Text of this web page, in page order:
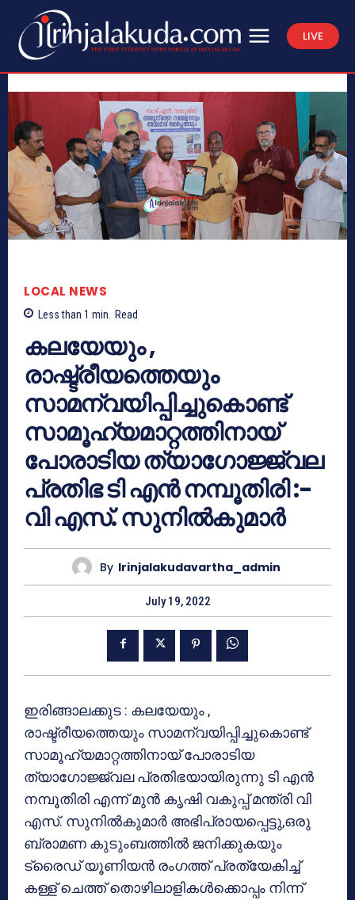
LIVE
LOCAL NEWS
Less than 1 min. Read
കലയേയും ,
രാഷ്ട്രീയത്തെയും
സാമന്വയിപ്പിച്ചുകൊണ്ട്
സാമൂഹ്യമാറ്റത്തിനായ്
പോരാടിയ ത്യാഗോജ്ജ്വല
പ്രതിഭ ടി എൻ നമ്പൂതിരി :-
വി എസ്. സുനിൽകുമാർ
By Irinjalakudavartha_admin
July 19, 2022
ഇരിങ്ങാലക്കുട : കലയേയും ,
രാഷ്ട്രീയത്തെയും സാമന്വയിപ്പിച്ചുകൊണ്ട്
സാമൂഹ്യമാറ്റത്തിനായ് പോരാടിയ
ത്യാഗോജ്ജ്വല പ്രതിഭയായിരുന്നു ടി എൻ
നമ്പൂതിരി എന്ന് മുൻ കൃഷി വകുപ്പ് മന്ത്രി വി
എസ്. സുനിൽകുമാർ അഭിപ്രായപ്പെട്ടു,ഒരു
ബ്രാമണ കുടുംബത്തിൽ ജനിക്കുകയും
ട്രൈഡ് യൂണിയൻ രംഗത്ത് പ്രത്യേകിച്ച്
കള്ള് ചെത്ത് തൊഴിലാളികൾക്കൊപ്പം നിന്ന്